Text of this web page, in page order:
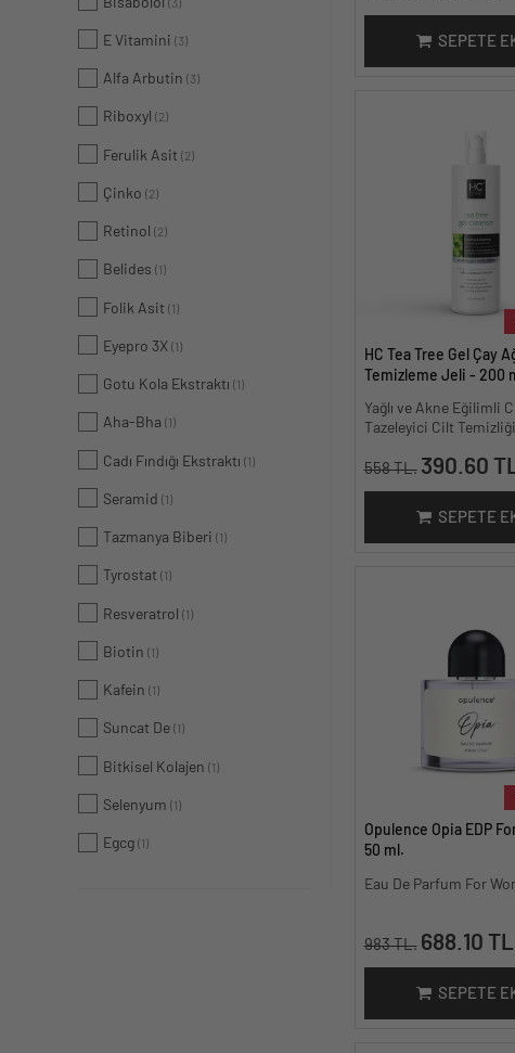
(3)
E Vitamini (3)
Alfa Arbutin (3)
Riboxyl (2)
Ferulik Asit (2)
Çinko (2)
Retinol (2)
Belides (1)
Folik Asit (1)
Eyepro 3X (1)
Gotu Kola Ekstraktı (1)
Aha-Bha (1)
Cadı Fındığı Ekstraktı (1)
Seramid (1)
Tazmanya Biberi (1)
Tyrostat (1)
Resveratrol (1)
Biotin (1)
Kafein (1)
Suncat De (1)
Bitkisel Kolajen (1)
Selenyum (1)
Egcg (1)
SEPETE
HC Tea Tree Gel Çay
Temizleme Jeli - 200
Yağlı ve Akne Eğilimli
Tazeleyici Cilt Temizliği
558 TL. 390.60
SEPETE
Opulence Opia EDP
50 ml.
Eau De Parfum For
983 TL. 688.10
SEPETE